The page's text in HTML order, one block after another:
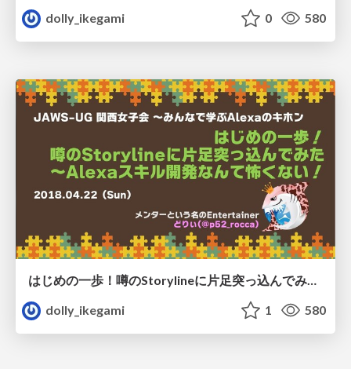
dolly_ikegami
0 580
はじめの一歩！噂のStorylineに片足突っ込んでみた 〜Alexaスキル開発なんて怖くない！/jawsugkgirls-alexa-storylinehandson
dolly_ikegami
1 580